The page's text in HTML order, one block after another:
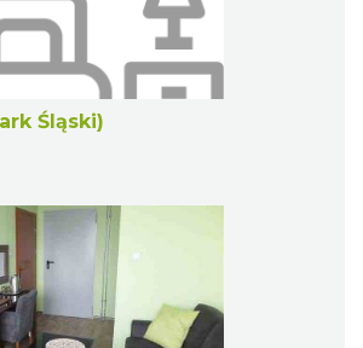
Śląski)